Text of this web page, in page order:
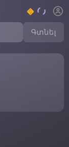
Գտնել